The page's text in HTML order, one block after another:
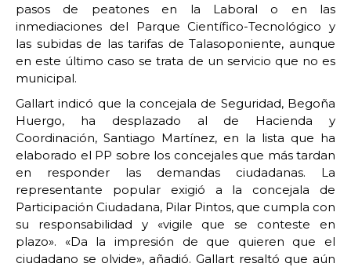
pasos de peatones en la Laboral o en las
inmediaciones del Parque Científico-Tecnológico y
las subidas de las tarifas de Talasoponiente, aunque
en este último caso se trata de un servicio que no es
municipal.
Gallart indicó que la concejala de Seguridad, Begoña
Huergo, ha desplazado al de Hacienda y
Coordinación, Santiago Martínez, en la lista que ha
elaborado el PP sobre los concejales que más tardan
en responder las demandas ciudadanas. La
representante popular exigió a la concejala de
Participación Ciudadana, Pilar Pintos, que cumpla con
su responsabilidad y «vigile que se conteste en
plazo». «Da la impresión de que quieren que el
ciudadano se olvide», añadió. Gallart resaltó que aún